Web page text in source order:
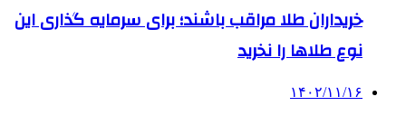
خریداران طلا مراقب باشند؛ برای سرمایه گذاری این
نوع طلاها را نخرید
۱۴۰۲/۱۱/۱۶